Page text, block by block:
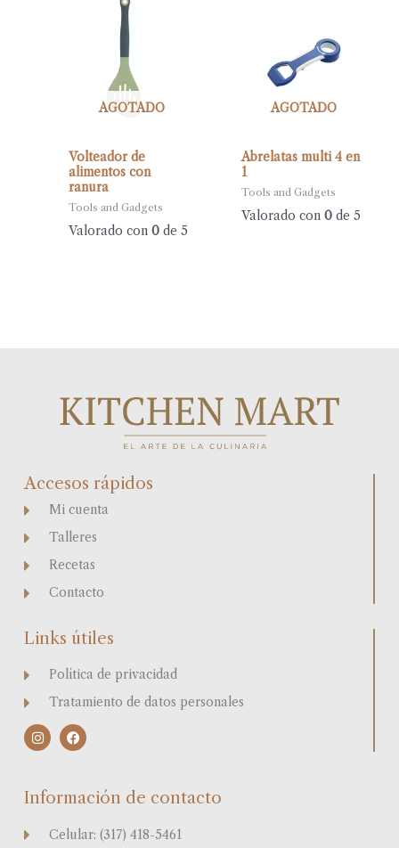
AGOTADO
Volteador de
alimentos con
ranura
Tools and Gadgets
Valorado con0 de 5
AGOTADO
Abrelatas multi 4 en
1
Tools and Gadgets
Valorado con 0de 5
Accesos rápidos
Mi cuenta
Talleres
Recetas
Contacto
Links útiles
Política de privacidad
Tratamiento de datos personales
I
n
g
F
a
o
k
Información de contacto
Celular: (317) 418-5461